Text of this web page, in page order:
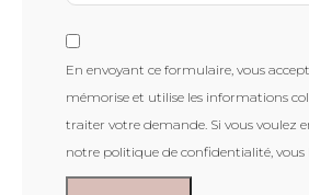
En envoyant ce formulaire, vous
mémorise et utilise les informations
traiter votre demande. Si vous voulez
notre politique de confidentialité, vous